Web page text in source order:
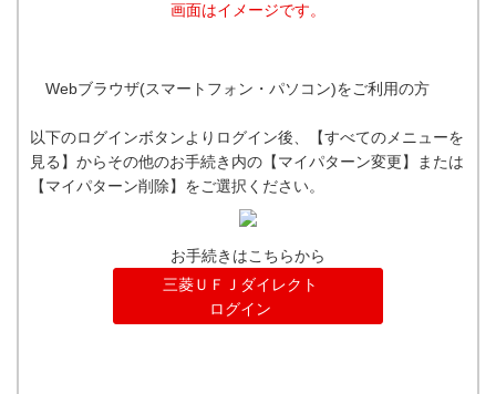
画面はイメージです。
Webブラウザ(スマートフォン・パソコン)をご利用の方
以下のログインボタンよりログイン後、【すべてのメニューを
見る】からその他のお手続き内の【マイパターン変更】または
【マイパターン削除】をご選択ください。
お手続きはこちらから
三菱ＵＦＪダイレクト
ログイン